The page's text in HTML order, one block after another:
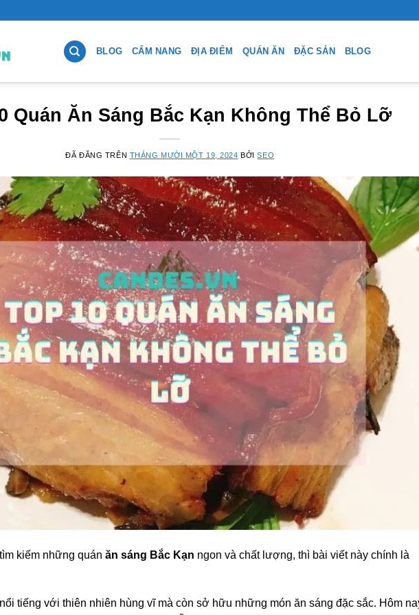
BLOG CẨM NANG ĐỊA ĐIỂM QUÁN ĂN ĐẶC SẢN BLOG
Quán Ăn Sáng Bắc Kạn Không Thể Bỏ Lỡ
ĐÃ ĐĂNG TRÊN THÁNG MƯỜI MỘT 19, 2024 BỞISEO
kiếm những quán ăn sáng Bắc Kạn ngon và chất lượng, thì bài viết này chính là
tiếng với thiên nhiên hùng vĩ mà còn sở hữu những món ăn sáng đặc sắc. Hôm